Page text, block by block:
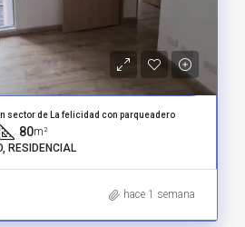
sector de La felicidad con parqueadero
80m²
RESIDENCIAL
hace 1 semana